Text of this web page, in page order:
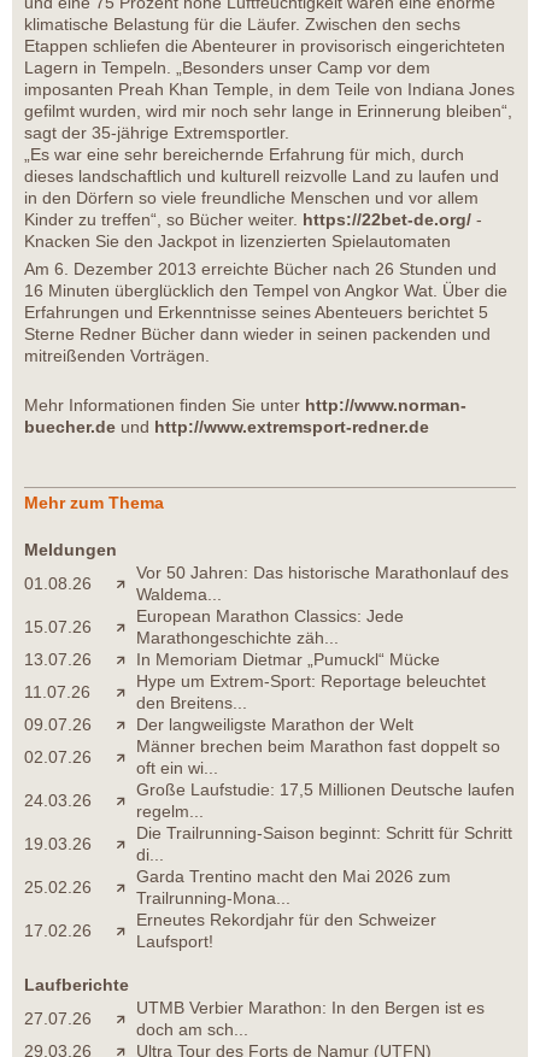
klimatische Belastung für die Läufer. Zwischen den sechs
Etappen schliefen die Abenteurer in provisorisch eingerichteten
Lagern in Tempeln. „Besonders unser Camp vor dem
imposanten Preah Khan Temple, in dem Teile von Indiana Jones
gefilmt wurden, wird mir noch sehr lange in Erinnerung bleiben“,
sagt der 35-jährige Extremsportler.
„Es war eine sehr bereichernde Erfahrung für mich, durch
dieses landschaftlich und kulturell reizvolle Land zu laufen und
in den Dörfern so viele freundliche Menschen und vor allem
Kinder zu treffen“, so Bücher weiter. https://22bet-de.org/ -
Knacken Sie den Jackpot in lizenzierten Spielautomaten
Am 6. Dezember 2013 erreichte Bücher nach 26 Stunden und
16 Minuten überglücklich den Tempel von Angkor Wat. Über die
Erfahrungen und Erkenntnisse seines Abenteuers berichtet 5
Sterne Redner Bücher dann wieder in seinen packenden und
mitreißenden Vorträgen.
Mehr Informationen finden Sie unter http://www.norman-
buecher.de und http://www.extremsport-redner.de
Mehr zum Thema
Meldungen
01.08.26
Vor 50 Jahren: Das historische Marathonlauf des
Waldema...
15.07.26
European Marathon Classics: Jede
Marathongeschichte zäh...
13.07.26
In Memoriam Dietmar „Pumuckl“ Mücke
11.07.26
Hype um Extrem-Sport: Reportage beleuchtet
den Breitens...
09.07.26
Der langweiligste Marathon der Welt
02.07.26
Männer brechen beim Marathon fast doppelt so
oft ein wi...
24.03.26
Große Laufstudie: 17,5 Millionen Deutsche laufen
regelm...
19.03.26
Die Trailrunning-Saison beginnt: Schritt für Schritt
di...
25.02.26
Garda Trentino macht den Mai 2026 zum
Trailrunning-Mona...
17.02.26
Erneutes Rekordjahr für den Schweizer
Laufsport!
Laufberichte
27.07.26
UTMB Verbier Marathon: In den Bergen ist es
doch am sch...
29.03.26
Ultra Tour des Forts de Namur (UTFN)